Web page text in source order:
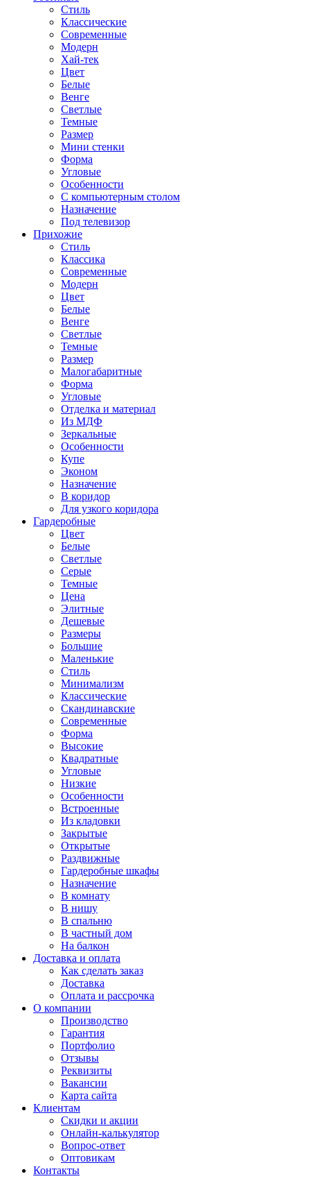
Стиль
Классические
Современные
Модерн
Хай-тек
Цвет
Белые
Венге
Светлые
Темные
Размер
Мини стенки
Форма
Угловые
Особенности
С компьютерным столом
Назначение
Под телевизор
Прихожие
Стиль
Классика
Современные
Модерн
Цвет
Белые
Венге
Светлые
Темные
Размер
Малогабаритные
Форма
Угловые
Отделка и материал
Из МДФ
Зеркальные
Особенности
Купе
Эконом
Назначение
В коридор
Для узкого коридора
Гардеробные
Цвет
Белые
Светлые
Серые
Темные
Цена
Элитные
Дешевые
Размеры
Большие
Маленькие
Стиль
Минимализм
Классические
Скандинавские
Современные
Форма
Высокие
Квадратные
Угловые
Низкие
Особенности
Встроенные
Из кладовки
Закрытые
Открытые
Раздвижные
Гардеробные шкафы
Назначение
В комнату
В нишу
В спальню
В частный дом
На балкон
Доставка и оплата
Как сделать заказ
Доставка
Оплата и рассрочка
О компании
Производство
Гарантия
Портфолио
Отзывы
Реквизиты
Вакансии
Карта сайта
Клиентам
Скидки и акции
Онлайн-калькулятор
Вопрос-ответ
Оптовикам
Контакты